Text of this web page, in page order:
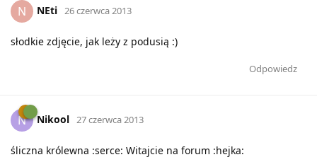
N NEti 26 czerwca 2013
słodkie zdjęcie, jak leży z podusią :)
Odpowiedz
N Nikool 27 czerwca 2013
śliczna królewna :serce: Witajcie na forum :hejka: